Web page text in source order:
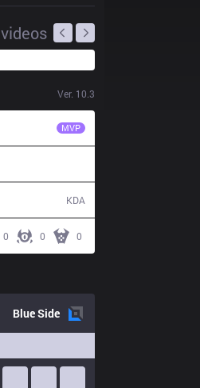
videos
Ver. 10.3
MVP
KDA
0 0 0
BlueSide